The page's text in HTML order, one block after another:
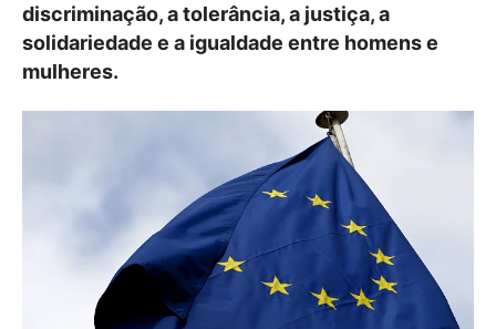
discriminação, a tolerância, a justiça, a
solidariedade e a igualdade entre homens e
mulheres.